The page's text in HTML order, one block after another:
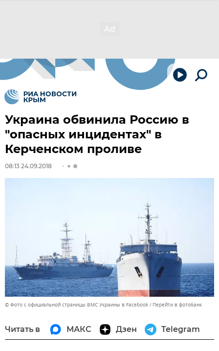
Украина обвинила Россию в
"опасных инцидентах" в
Керченском проливе
08:13 24.09.2018
© Фото с официальной страницы ВМС Украины в Facebook Перейти в фотобанк
Читать в МАКС Дзен Telegram